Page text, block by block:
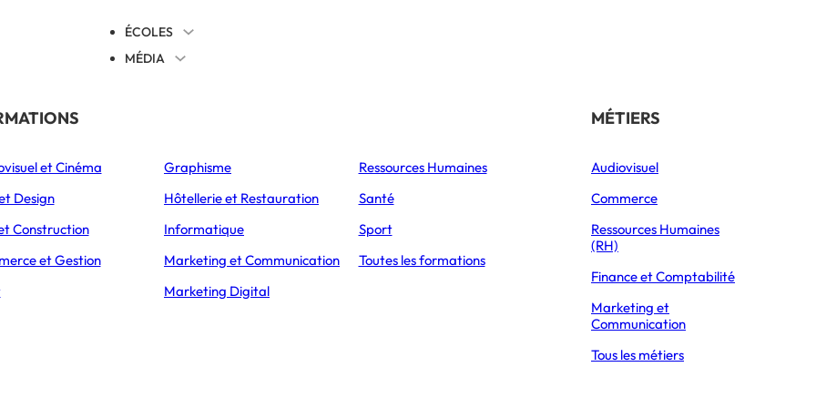
ÉCOLES
MÉDIA
Éducation
L’Express Éducation
Bachelors
L’Express Éducation
Masters
THÉMATIQUES
Orientation
Vie étudiante
Formations
Partir à l’étranger
et Cinéma
Design
Construction
et Gestion
Graphisme
Hôtellerie et Restauration
Informatique
Marketing et Communication
Marketing Digital
Ressources Humaines
Santé
Sport
Toutes les formations
MÉTIERS
Audiovisuel
Commerce
Ressources Humaines
(RH)
Finance et Comptabilité
Marketing et
Communication
Tous les métiers
DIPLOMES
(Services et Prestations